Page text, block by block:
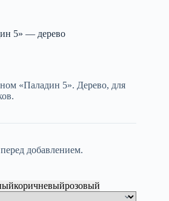
5» — дерево
«Паладин 5». Дерево, для
добавлением.
коричневыйрозовый